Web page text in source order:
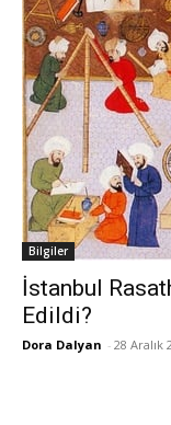
Bilgiler
İstanbul
Edildi?
Dora Dalyan - 28 Aralık